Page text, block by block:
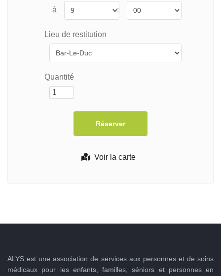
Voir la carte
à :
Lieu de restitution
Quantité
ALYS est une association de services aux personnes et de soins
médicaux pour les enfants, familles, séniors et personnes en